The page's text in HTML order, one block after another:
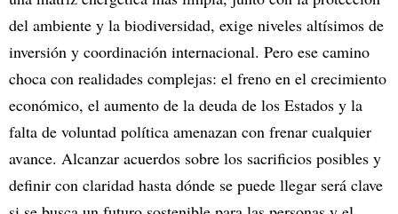
del ambiente y la biodiversidad, exige niveles altísimos de
inversión y coordinación internacional. Pero ese camino
choca con realidades complejas: el freno en el crecimiento
económico, el aumento de la deuda de los Estados y la
falta de voluntad política amenazan con frenar cualquier
avance. Alcanzar acuerdos sobre los sacrificios posibles y
definir con claridad hasta dónde se puede llegar será clave